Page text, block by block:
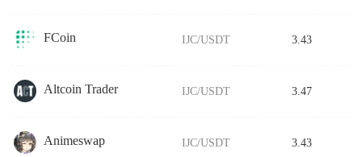
FCoin IJC/USDT 3.43
Altcoin Trader IJC/USDT 3.47
Animeswap IJC/USDT 3.43